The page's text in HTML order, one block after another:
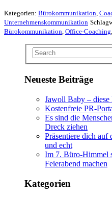
Kategorien: Bürokommunikation
Unternehmenskommunikation
Bürokommunikation Office-Coaching
Neueste Beiträge
Jawoll Baby –
Kostenfreie PR-
Es sind die
Dreck ziehen
Präsentiere dich auf
und echt
Im 7. Büro-Himmel
Feierabend machen
Kategorien